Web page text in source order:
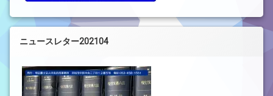
ニュースレター202104